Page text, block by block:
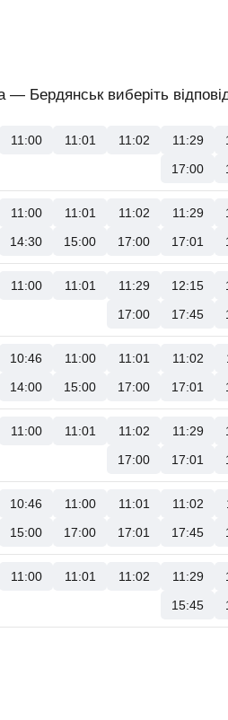
Бердянськ виберіть
11:00 11:01 11:02 11:29
17:00
11:00 11:01 11:02 11:29
14:30
15:00 17:00 17:01
11:00 11:01 11:29 12:15
17:00
17:45
10:46 11:00 11:01 11:02
14:00
15:00 17:00 17:01
11:00 11:01 11:02 11:29
17:00
17:01
10:46 11:00 11:01 11:02
15:00 17:00 17:01 17:45
11:00 11:01 11:02 11:29
15:45